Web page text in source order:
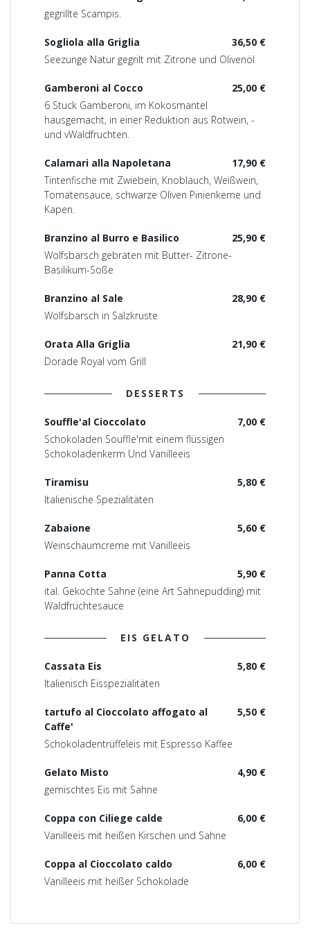
gegrillte Scampis.
36,50 €
Sogliola alla Griglia
Seezunge Natur gegrilt mit Zitrone und Olivenöl
25,00 €
Gamberoni al Cocco
6 Stuck Gamberoni, im Kokosmantel
hausgemacht, in einer Reduktion aus Rotwein, -
und vWaldfruchten.
17,90 €
Calamari alla Napoletana
Tintenfische mit Zwiebein, Knoblauch, Weißwein,
Tomatensauce, schwarze Oliven Pinienkerne und
Kapen.
25,90 €
Branzino al Burro e Basilico
Wolfsbarsch gebraten mit Butter- Zitrone-
Basilikum-Soße
28,90 €
Branzino al Sale
Wolfsbarsch in Salzkruste
21,90 €
Orata Alla Griglia
Dorade Royal vom Grill
DESSERTS
7,00 €
Souffle'al Cioccolato
Schokoladen Souffle'mit einem flüssigen
Schokoladenkerm Und Vanilleeis
5,80 €
Tiramisu
Italienische Spezialitäten
5,60 €
Zabaione
Weinschaumcreme mit Vanilleeis
5,90 €
Panna Cotta
ital. Gekochte Sahne (eine Art Sahnepudding) mit
Waldfrüchtesauce
EIS GELATO
5,80 €
Cassata Eis
Italienisch Eisspezialitäten
5,50 €
tartufo al Cioccolato affogato al
Caffe'
Schokoladentrüffeleis mit Espresso Kaffee
4,90 €
Gelato Misto
gemischtes Eis mit Sahne
6,00 €
Coppa con Ciliege calde
Vanilleeis mit heißen Kirschen und Sahne
6,00 €
Coppa al Cioccolato caldo
Vanilleeis mit heißer Schokolade